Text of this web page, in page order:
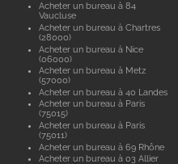
Acheter un bureau à 84
Vaucluse
Acheter un bureau à Chartres
(28000)
Acheter un bureau à Nice
(06000)
Acheter un bureau à Metz
(57000)
Acheter un bureau à 40 Landes
Acheter un bureau à Paris
(75015)
Acheter un bureau à Paris
(75011)
Acheter un bureau à 69 Rhône
Acheter un bureau à 03 Allier